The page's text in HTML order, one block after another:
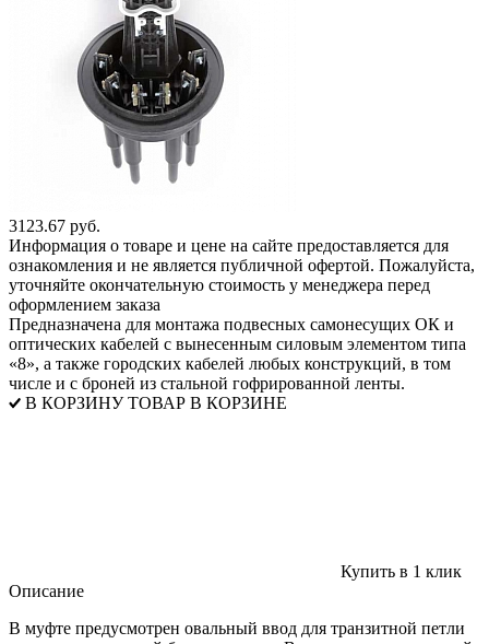
3123.67 руб.
Информация о товаре и цене на сайте предоставляется для
ознакомления и не является публичной офертой. Пожалуйста,
уточняйте окончательную стоимость у менеджера перед
оформлением заказа
Предназначена для монтажа подвесных самонесущих ОК и
оптических кабелей с вынесенным силовым элементом типа
«8», а также городских кабелей любых конструкций, в том
числе и с броней из стальной гофрированной ленты.
В КОРЗИНУ ТОВАР В КОРЗИНЕ
Купить в 1 клик
Описание
В муфте предусмотрен овальный ввод для транзитной петли